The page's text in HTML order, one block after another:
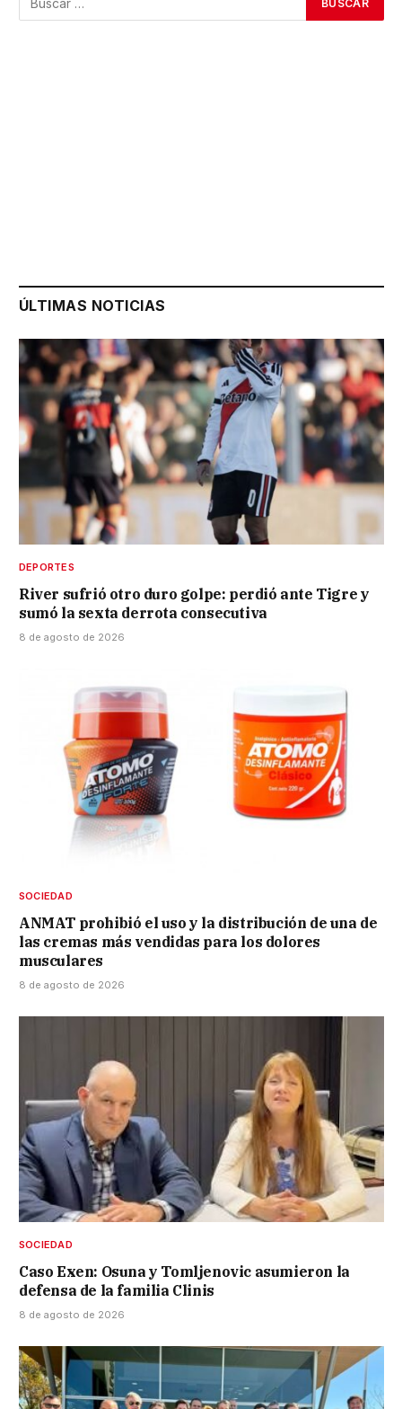
ÚLTIMAS NOTICIAS
DEPORTES
River sufrió otro duro golpe: perdió ante Tigre y
sumó la sexta derrota consecutiva
8 de agosto de 2026
SOCIEDAD
ANMAT prohibió el uso y la distribución de una de
las cremas más vendidas para los dolores
musculares
8 de agosto de 2026
SOCIEDAD
Caso Exen: Osuna y Tomljenovic asumieron la
defensa de la familia Clinis
8 de agosto de 2026